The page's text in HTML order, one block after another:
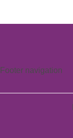
Footer navigation